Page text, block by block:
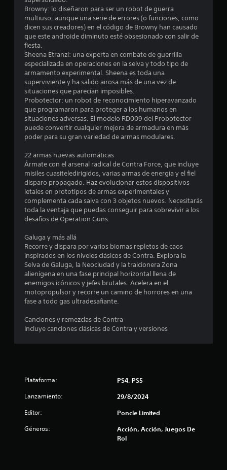
e
n
t
l
d
e
3
a
c
e
s
i
d
a
d
e
p
u
l
s
a
r
l
o
b
o
t
o
n
e
s
r
p
i
d
a
m
e
n
t
o
d
e
o
e
Browny: lo diseñaron para ser un robot de guerra
multiuso, aunque una serie de errores (o funciones, como
dicen sus creadores) en el código de Browny han causado
que este androide diminuto esté obsesionado con salir de
fiesta.
Sheena Etranzi: una experta en combate de guerrilla
especializada en operaciones en la selva y todo tipo de
armamento experimental. Sheena es toda una
superviviente y ha salido airosa más de una vez de
situaciones que parecían imposibles.
Probotector: un robot de reconocimiento hiperavanzado
que programaron para proteger a los humanos en
situaciones adversas. El modelo RD009 del Probotector
puede convertir cualquier mejora de armadura en más
poder para su gran variedad de armas modulares.
22 armas nuevas automáticas
Ármate con el arsenal radical de Contra Force, que incluye
misiles cuasiteledirigidos, varias armas de energía y el fiel
disparo propagado. Haz evolucionar estos dispositivos
letales en prototipos de armas experimentales y
complementa cada salva con 3 objetos nuevos. Necesitarás
toda la ventaja que puedas conseguir para sobrevivir a los
desafíos de Operation Guns.
Galuga y más allá
Recorre y dispara por varios biomas repletos de caos
inspirados en los niveles clásicos de Contra. Explora la
Selva de Galuga, la Neociudad y la traicionera Zona
alienígena en una fase principal horizontal llena de
enemigos icónicos y jefes brutales. Acelera en el
motopropulsor y recorre un camino de horrores en una
fase a todo gas ultradesafiante.
Canciones y remezclas de Contra
Incluye canciones clásicas de Contra y versiones
Plataforma: PS4, PS5
Lanzamiento: 29/8/2024
Editor: Poncle Limited
Géneros:
Acción, Acción, Juegos De
Rol